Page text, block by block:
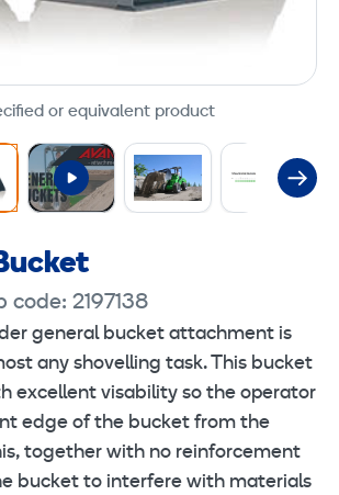
or equivalent product
code: 2197138
general bucket attachment is
any shovelling task. This bucket
excellent visability so the operator
edge of the bucket from the
together with no reinforcement
bucket to interfere with materials